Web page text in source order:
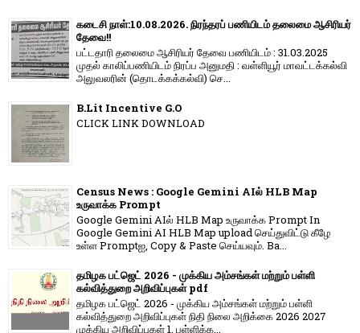
கடைசி நாள்:10.08.2026. நிரந்தரப் பணியிடம் தலைமை ஆசிரியர்
தேவை!!
பட்டதாரி தலைமை ஆசிரியர் தேவை பணியிடம் : 31.03.2025
முதல் காலிப்பணியிடம் நிரப்ப அனுமதி : வள்ளியூர் மாவட்டக்கல்வி
அலுவலரின் (தொடக்கக்கல்வி) செ...
B.Lit Incentive G.O
CLICK LINK DOWNLOAD
Census News : Google Gemini AIல் HLB Map
உருவாக்க Prompt
Google Gemini AIல் HLB Map உருவாக்க Prompt In
Google Gemini AI HLB Map upload செய்துவிட்டு கீழே
உள்ள Promptஐ, Copy & Paste செய்யவும். Ba...
தமிழக பட்ஜெட் 2026 - முக்கிய அம்சங்கள் மற்றும் பள்ளி
கல்வித்துறை அறிவிப்புகள் pdf
தமிழக பட்ஜெட் 2026 - முக்கிய அம்சங்கள் மற்றும் பள்ளி
கல்வித்துறை அறிவிப்புகள் நிதி நிலை அறிக்கை 2026 2027
முக்கிய அறிவிப்புகள் 1. பள்ளிக்க...